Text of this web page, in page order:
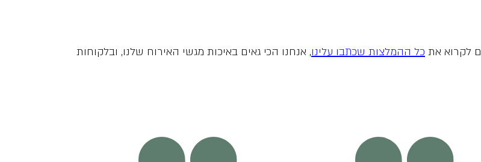
לקרוא את כל ההמלצות שכתבו עלינו, אנחנו הכי גאים באיכות מגשי האירוח שלנו, ובלקוחות